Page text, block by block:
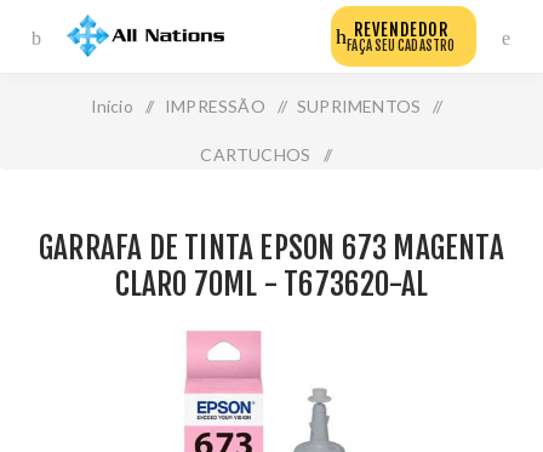
REVENDEDOR
FAÇA SEU CADASTRO
Início / IMPRESSÃO / SUPRIMENTOS /
CARTUCHOS /
T673620-Al
GARRAFA DE TINTA EPSON 673 MAGENTA
CLARO 70ML - T673620-AL